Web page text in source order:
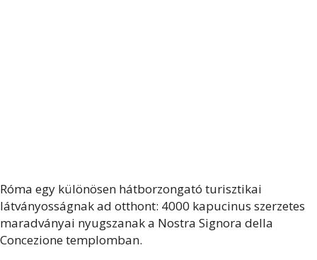
Róma egy különösen hátborzongató turisztikai
látványosságnak ad otthont: 4000 kapucinus szerzetes
maradványai nyugszanak a Nostra Signora della
Concezione templomban.